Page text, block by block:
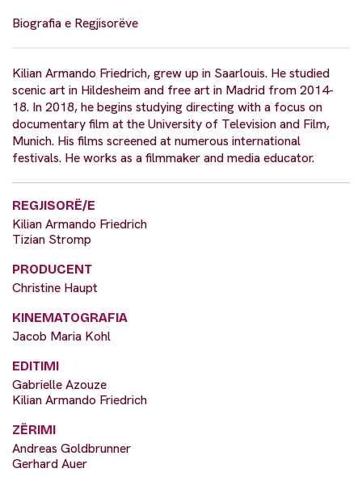
Biografia e Regjisorëve
Kilian Armando Friedrich, grew up in Saarlouis. He studied
scenic art in Hildesheim and free art in Madrid from 2014-
18. In 2018, he begins studying directing with a focus on
documentary film at the University of Television and Film,
Munich. His films screened at numerous international
festivals. He works as a filmmaker and media educator.
REGJISORË/E
Kilian Armando Friedrich
Tizian Stromp
PRODUCENT
Christine Haupt
KINEMATOGRAFIA
Jacob Maria Kohl
EDITIMI
Gabrielle Azouze
Kilian Armando Friedrich
ZËRIMI
Andreas Goldbrunner
Gerhard Auer